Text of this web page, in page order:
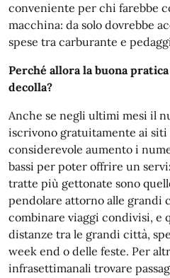
conveniente per chi farebbe
macchina: da solo dovrebbe
spese tra carburante e
Perché allora la buona
decolla?
Anche se negli ultimi mesi il
iscrivono gratuitamente ai
considerevole aumento i
bassi per poter offrire un
tratte più gettonate sono
pendolare attorno alle grandi
combinare viaggi condivisi, e
distanze tra le grandi città,
week end o delle feste. Per
infrasettimanali trovare